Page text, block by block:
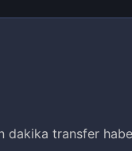
dakika transfer